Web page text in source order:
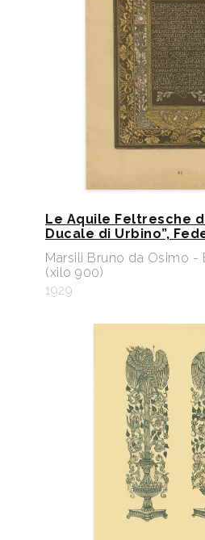
Le Aquile Feltresche
Ducale di Urbino”,
Marsili Bruno da Osimo -
(xilo 900)
1929